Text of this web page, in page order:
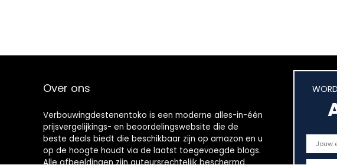
Over ons
Verbouwingdestenentoko is een moderne alles-in-één
prijsvergelijkings- en beoordelingswebsite die de
beste deals biedt die beschikbaar zijn op amazon en u
op de hoogte houdt via de laatst toegevoegde blogs.
Alle afbeeldingen zijn auteursrechtelijk beschermd